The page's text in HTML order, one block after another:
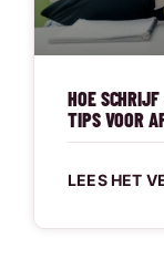
HOE
TIPS VOOR
LEES HET